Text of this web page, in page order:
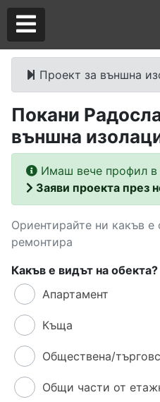
Проект за външна
Покани
външна
Имаш вече профил в
Заяви проекта през
Ориентирайте ни какъв е
ремонтира
Какъв е видът на обекта?
Апартамент
Къща
Обществена/
Общи части от
Аз съм майстор
Търся майстор